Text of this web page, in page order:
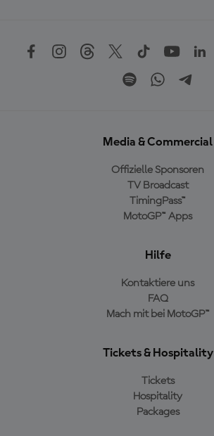
Media & Commercial
Offizielle Sponsoren
TV Broadcast
TimingPass™
MotoGP™ Apps
Hilfe
Kontaktiere uns
FAQ
Mach mit bei MotoGP™
Tickets & Hospitality
Tickets
Hospitality
Packages